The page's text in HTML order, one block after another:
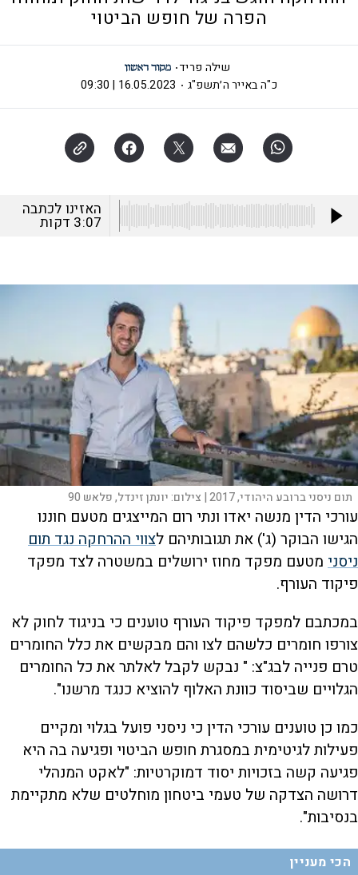
הפרה של חופש הביטוי
שילה פריד
כ"ה באייר ה׳תשפ"ג
16.05.2023 | 09:30
האזינו לכתבה
3:07 דקות
תום ניסני ברובע היהודי, 2017 | צילום:יונתן זינדל, פלאש 90
עורכי הדין מנשה יאדו ונתי רום המייצגים מטעם חוננו
הגישו הבוקר (ג') את תגובותיהם לצווי ההרחקה נגד תום
ניסני מטעם מפקד מחוז ירושלים במשטרה לצד מפקד
פיקוד העורף.
במכתבם למפקד פיקוד העורף טוענים כי בניגוד לחוק לא
צורפו חומרים כלשהם לצו והם מבקשים את כלל החומרים
טרם פנייה לבג"צ: " ‏נבקש‏ לקבל‏ לאלתר‏ את‏ כל‏ החומרים‏
הגלויים‏ שביסוד‏ כוונת ‏האלוף ‏להוציא ‏כנגד ‏מרשנו".
כמו כן טוענים עורכי הדין כי ניסני פועל בגלוי ומקיים
פעילות לגיטימית במסגרת חופש הביטוי ופגיעה בה היא
פגיעה קשה בזכויות יסוד דמוקרטיות: "לאקט‏ המנהלי‏
דרושה‏ הצדקה‏ של‏ טעמי‏ ביטחון‏ מוחלטים שלא‏ מתקיימת‏
בנסיבות".
הכי מעניין